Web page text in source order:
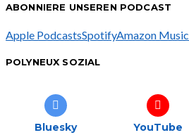
ABONNIERE UNSEREN PODCAST
Apple PodcastsSpotifyAmazon Music
POLYNEUX SOZIAL
Bluesky YouTube